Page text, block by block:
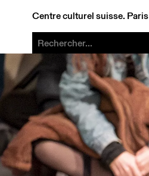
Centre culturel suisse. Paris